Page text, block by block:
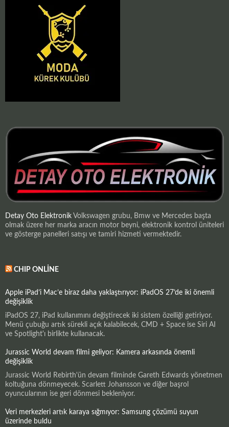
Detay Oto Elektronik Volkswagen grubu, Bmw ve Mercedes başta
olmak üzere her marka aracın motor beyni, elektronik kontrol üniteleri
ve gösterge panelleri satışı ve tamiri hizmeti vermektedir.
CHIP ONLINE
Apple iPad’i Mac’e biraz daha yaklaştırıyor: iPadOS 27’de iki önemli
değişiklik
iPadOS 27, iPad kullanımını değiştirecek iki sistem özelliği getiriyor.
Menü çubuğu artık sürekli açık kalabilecek, CMD + Space ise Siri AI
ve Spotlight'ı birlikte kullanacak.
Jurassic World devam filmi geliyor: Kamera arkasında önemli
değişiklik
Jurassic World Rebirth'ün devam filminde Gareth Edwards yönetmen
koltuğuna dönmeyecek. Scarlett Johansson ve diğer başrol
oyuncularının ise geri dönmesi bekleniyor.
Veri merkezleri artık karaya sığmıyor: Samsung çözümü suyun
üzerinde buldu